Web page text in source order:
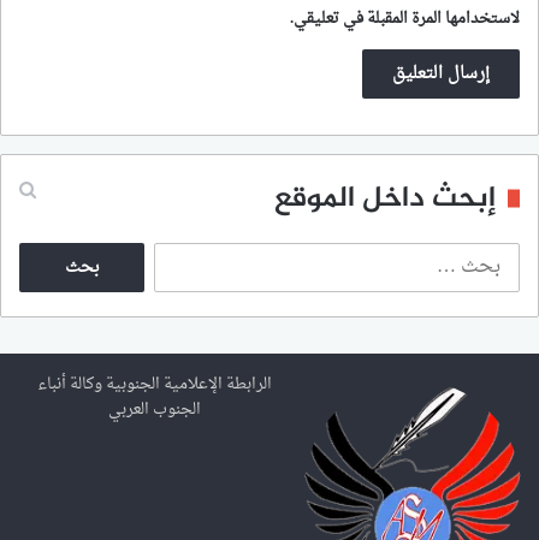
لاستخدامها المرة المقبلة في تعليقي.
إبحث داخل الموقع
ث
ع
ن
الرابطة الإعلامية الجنوبية وكالة أنباء
الجنوب العربي